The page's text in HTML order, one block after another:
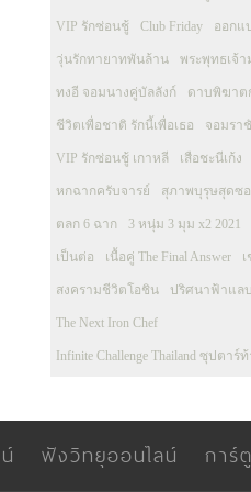
VIP รักซ่อนชู้ Club Friday ออกแ
วุ่นรักทายาทพันล้าน พระพุทธเจ้
ทงอี จอมนางคู่บัลลังก์ ดาบพิฆาต
ชีวิตเพื่อชาติ รักนี้เพื่อเธอ จอมรา
VIP รักซ่อนชู้ เกาหลี เสือชะนีเก้ง
หกฉากครับจารย์ สุภาพบุรุษสุดซ
ตลก 6 ฉาก 3 หนุ่ม 3 มุม x2 2021
เป็นต่อ เนื้อคู่ The Final Answer
สงครามชีวิตโอชิน ปริศนาฟ้าแลบ
The Next Iron Chef
Infinite Challenge Thailand ซุปตาร์
ฟังวิทยุออนไลน์ การ์